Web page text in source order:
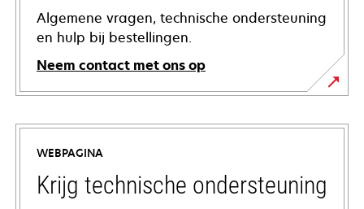
Algemene vragen, technische ondersteuning
en hulp bij bestellingen.
Neem contact met ons op
WEBPAGINA
Krijg technische ondersteuning